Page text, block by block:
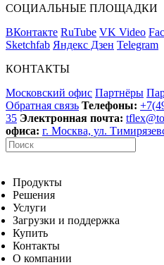
СОЦИАЛЬНЫЕ ПЛОЩАДКИ
ВКонтакте RuTube VK Video
Sketchfab Яндекс Дзен Telegram
КОНТАКТЫ
Московский офис Партнёры
Обратная связь Телефоны:
35 Электронная почта:
офиса: г. Москва, ул.
Продукты
Решения
Услуги
Загрузки и поддержка
Купить
Контакты
О компании